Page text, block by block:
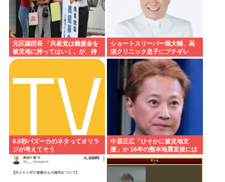
元区議団長 「共産党は義援金を
被災地に持ってはいく。が、持
って行った先で党の活動のため
ショートスリーパー堀大輔、高
須クリニック息子にブチギレ
www
8.6秒バズーカのネタってオリラ
ジが考えてそう
中居正広「ひそかに被災地支
援」か 16年の熊本地震直後には
現地で炊き出し “誰にも知られな
くて良い”と、強まる福祉活動へ
の思い